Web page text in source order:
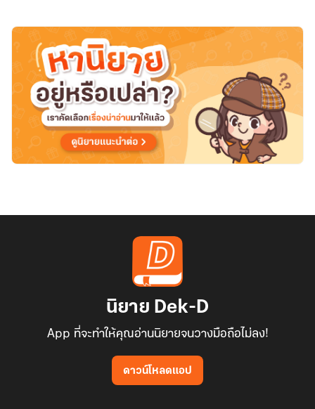
การ
ล้าง
แค้น
นิยาย Dek-D
App ที่จะทำให้คุณอ่านนิยายจนวางมือถือไม่ลง!
ดาวน์โหลดแอป